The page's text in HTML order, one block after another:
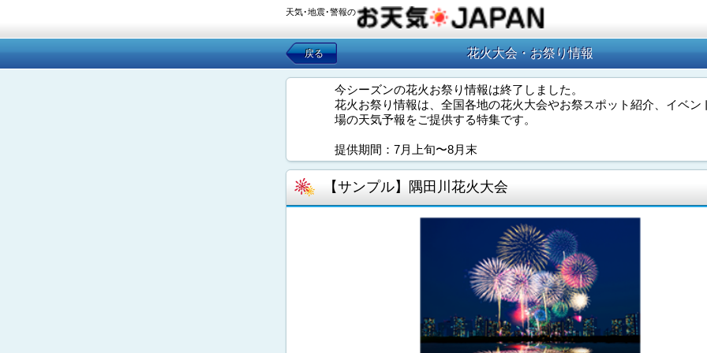
天気･地震･警報の
戻る 花火大会・お祭り情報
今シーズンの花火お祭り情報は終了しました。
花火お祭り情報は、全国各地の花火大会やお祭スポット紹介、イベン
場の天気予報をご提供する特集です。
提供期間：7月上旬〜8月末
【サンプル】隅田川花火大会